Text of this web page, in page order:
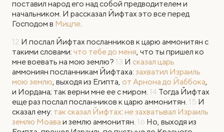
поставил народ его над собой предводителем и
начальником. И рассказал Йифтах это все перед
Господом в Мицпе.
12 И послал Йифтах посланников к царю аммонитян с
такими словами: что тебе до меня, что ты пришел ко
мне воевать на мою землю? 13 И сказал царь
аммониян посланникам Йифтаха: захватил Израиль
мою землю, выходя из Египта, от Арнона до Йаббока,
и Иордана; так верни мне ее с миром. 14 Тогда Йифтах
еще раз послал посланников к царю аммонитян. 15 И
сказал ему: так сказал Йифтах: не захватывал Израиль
землю Моава и землю аммонитян. 16 Но, выходя из